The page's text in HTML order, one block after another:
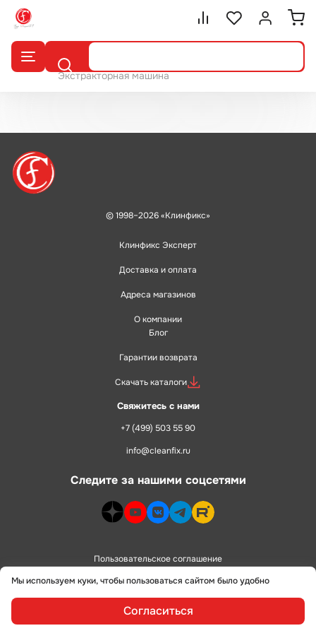
Сравнение.
СписокВойти или
Экстракторная машина
Поиск
Мы используем куки, чтобы пользоваться сайтом было удобно
Согласиться
© 1998–2026 «Клинфикс»
Клинфикс Эксперт
Доставка и оплата
Адреса магазинов
О компании
Блог
Гарантии возврата
Скачать каталоги
Свяжитесь с нами
+7 (499) 503 55 90
info@cleanfix.ru
Следите за нашими соцсетями
dzen>youtube>
vk> telegram>rutube>
Пользовательское соглашение
Политика конфиденциальности
сделано в alente